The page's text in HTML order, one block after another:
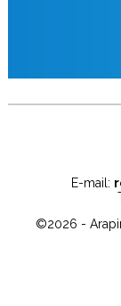
E-mail:
©2026 -